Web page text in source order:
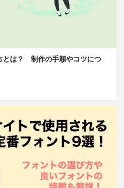
とは？ 制作の手順やコツにつ